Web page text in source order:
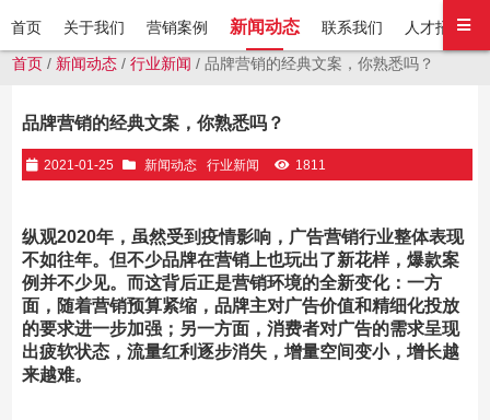
首页 关于我们 营销案例 新闻动态 联系我们 人才招聘
首页 / 新闻动态 /行业新闻 / 品牌营销的经典文案，你熟悉吗？
品牌营销的经典文案，你熟悉吗？
2021-01-25 新闻动态 行业新闻 1811
纵观2020年，虽然受到疫情影响，广告营销行业整体表现
不如往年。但不少品牌在营销上也玩出了新花样，爆款案
例并不少见。而这背后正是营销环境的全新变化： 一方
面，随着营销预算紧缩，品牌主对广告价值和精细化投放
的要求进一步加强；另一方面，消费者对广告的需求呈现
出疲软状态，流量红利逐步消失，增量空间变小，增长越
来越难。